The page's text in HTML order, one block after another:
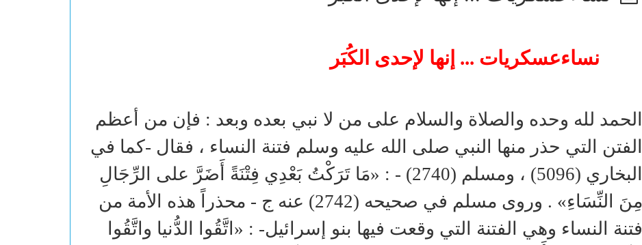
نساءعسكريات ... إنها لإحدى الكُبَر
الحمد لله وحده والصلاة والسلام على من لا نبي بعده وبعد : فإن من أعظم
الفتن التي حذر منها النبي صلى الله عليه وسلم فتنة النساء ، فقال -كما في
البخاري (5096) ، ومسلم (2740) - : «مَا تَرَكْتُ بَعْدِي فِتْنَةً أَضَرَّ على الرِّجَالِ
مِنَ النِّسَاءِ» . وروى مسلم في صحيحه (2742) عنه ج - محذراً هذه الأمة من
فتنة النساء وهي الفتنة التي وقعت فيها بنو إسرائيل- : «اتَّقُوا الدُّنيا واتَّقُوا